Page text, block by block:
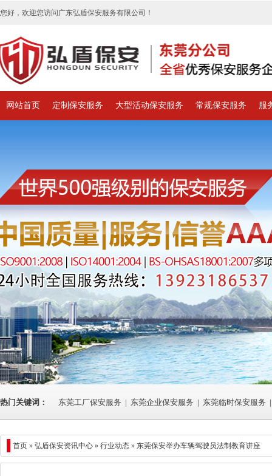
您好，欢迎您访问广东弘盾保安服务有限公司！
网站首页 定制保安服务 大型活动保安服务 常规保安服务 服
热门关键词： 东莞工厂保安服务 | 东莞企业保安服务 | 东莞临时保安服务 |
首页 » 弘盾保安资讯中心 » 行业动态 » 东莞保安举办车辆驾驶员法制教育讲座